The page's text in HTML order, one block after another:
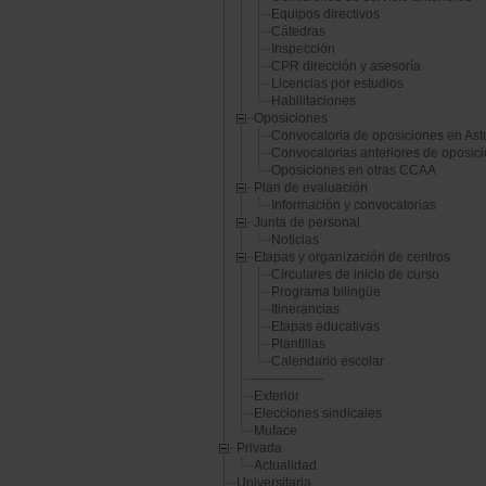
Equipos directivos
Cátedras
Inspección
CPR dirección y asesoría
Licencias por estudios
Habilitaciones
Oposiciones
Convocatoria de oposiciones en
Convocatorias anteriores de
Oposiciones en otras CCAA
Plan de evaluación
Información y convocatorias
Junta de personal
Noticias
Etapas y organización de centros
Circulares de inicio de curso
Programa bilingüe
Itinerancias
Etapas educativas
Plantillas
Calendario escolar
----------------
Exterior
Elecciones sindicales
Muface
Privada
Actualidad
Universitaria